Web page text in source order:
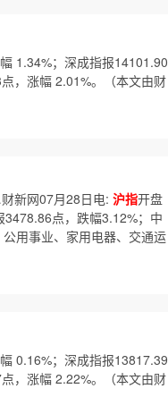
1.34%；深成指报14101.90
，涨幅 2.01%。（本文由财
新网07月28日电: 沪指开盘
3478.86点，跌幅3.12%；中
用事业、家用电器、交通运
0.16%；深成指报13817.39
，涨幅 2.22%。（本文由财